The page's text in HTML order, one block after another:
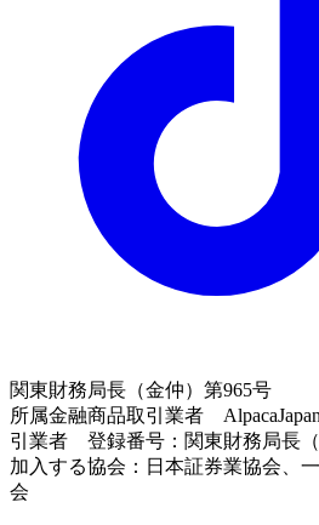
関東財務局長（金仲）第965号
所属金融商品取引業者
引業者 登録番号：関東財務局長
加入する協会：日本証券業協会、
会